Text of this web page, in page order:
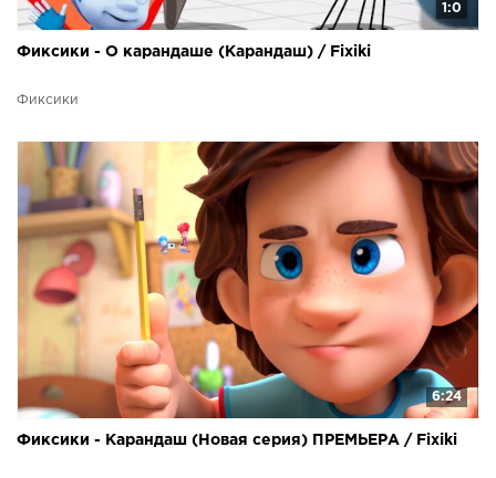
1:0
Фиксики - О карандаше (Карандаш) / Fixiki
Фиксики
6:24
Фиксики - Карандаш (Новая серия) ПРЕМЬЕРА / Fixiki